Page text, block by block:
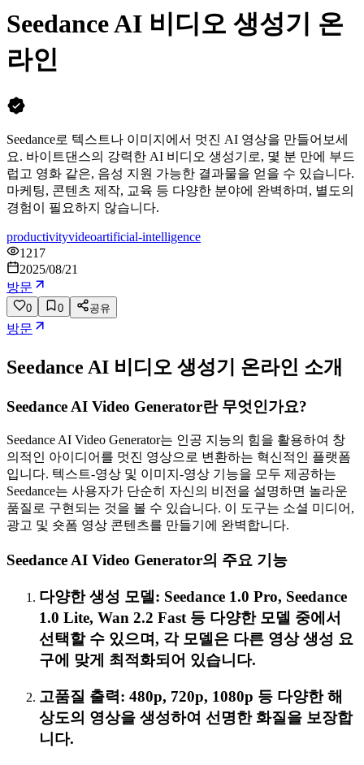
Seedance AI 비디오 생성기 온
라인
Seedance로 텍스트나 이미지에서 멋진 AI 영상을 만들어보세
요. 바이트댄스의 강력한 AI 비디오 생성기로, 몇 분 만에 부드
럽고 영화 같은, 음성 지원 가능한 결과물을 얻을 수 있습니다.
마케팅, 콘텐츠 제작, 교육 등 다양한 분야에 완벽하며, 별도의
경험이 필요하지 않습니다.
productivityvideoartificial-intelligence
1217
2025/08/21
방문
0 0 공유
방문
Seedance AI 비디오 생성기 온라인 소개
Seedance AI Video Generator란 무엇인가요?
Seedance AI Video Generator는 인공 지능의 힘을 활용하여 창
의적인 아이디어를 멋진 영상으로 변환하는 혁신적인 플랫폼
입니다. 텍스트-영상 및 이미지-영상 기능을 모두 제공하는
Seedance는 사용자가 단순히 자신의 비전을 설명하면 놀라운
품질로 구현되는 것을 볼 수 있습니다. 이 도구는 소셜 미디어,
광고 및 숏폼 영상 콘텐츠를 만들기에 완벽합니다.
Seedance AI Video Generator의 주요 기능
다양한 생성 모델: Seedance 1.0 Pro, Seedance
1.0 Lite, Wan 2.2 Fast 등 다양한 모델 중에서
선택할 수 있으며, 각 모델은 다른 영상 생성 요
구에 맞게 최적화되어 있습니다.
고품질 출력: 480p, 720p, 1080p 등 다양한 해
상도의 영상을 생성하여 선명한 화질을 보장합
니다.